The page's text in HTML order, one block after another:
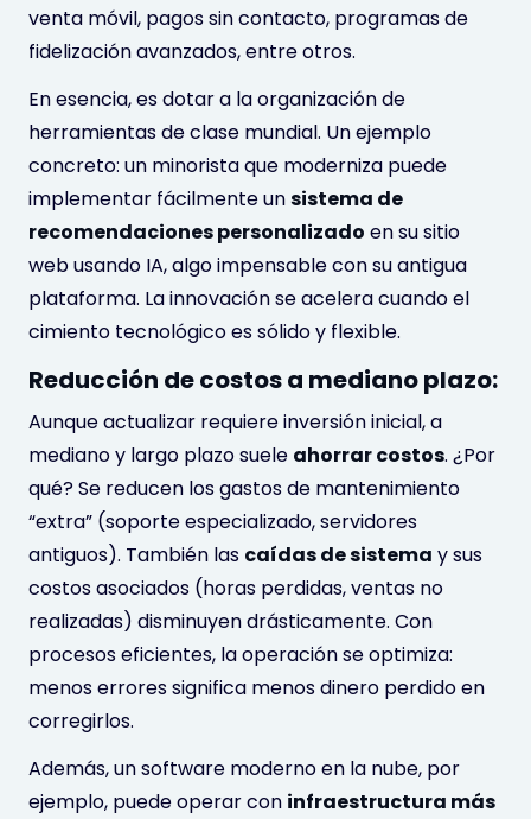
venta móvil, pagos sin contacto, programas de
fidelización avanzados, entre otros.
En esencia, es dotar a la organización de
herramientas de clase mundial. Un ejemplo
concreto: un minorista que moderniza puede
implementar fácilmente unsistema de
recomendaciones personalizado en su sitio
web usando IA, algo impensable con su antigua
plataforma. La innovación se acelera cuando el
cimiento tecnológico es sólido y flexible.
Reducción de costos a mediano plazo:
Aunque actualizar requiere inversión inicial, a
mediano y largo plazo suele ahorrar costos. ¿Por
qué? Se reducen los gastos de mantenimiento
“extra” (soporte especializado, servidores
antiguos). También las caídas de sistema y sus
costos asociados (horas perdidas, ventas no
realizadas) disminuyen drásticamente. Con
procesos eficientes, la operación se optimiza:
menos errores significa menos dinero perdido en
corregirlos.
Además, un software moderno en la nube, por
ejemplo, puede operar con infraestructura más